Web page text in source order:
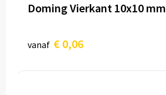
Doming Vierkant 10x10 mm
vanaf € 0,06